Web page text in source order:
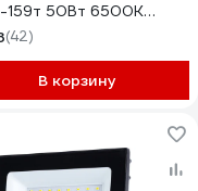
50Вт 6500К
Вт 6250Лм
(42)
В корзину